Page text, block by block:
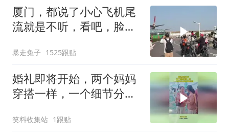
厦门，都说了小心飞机尾
流就是不听，看吧，脸都
暴走兔子 1525跟贴
婚礼即将开始，两个妈妈
穿搭一样，一个细节分清
笑料收集站 1跟贴